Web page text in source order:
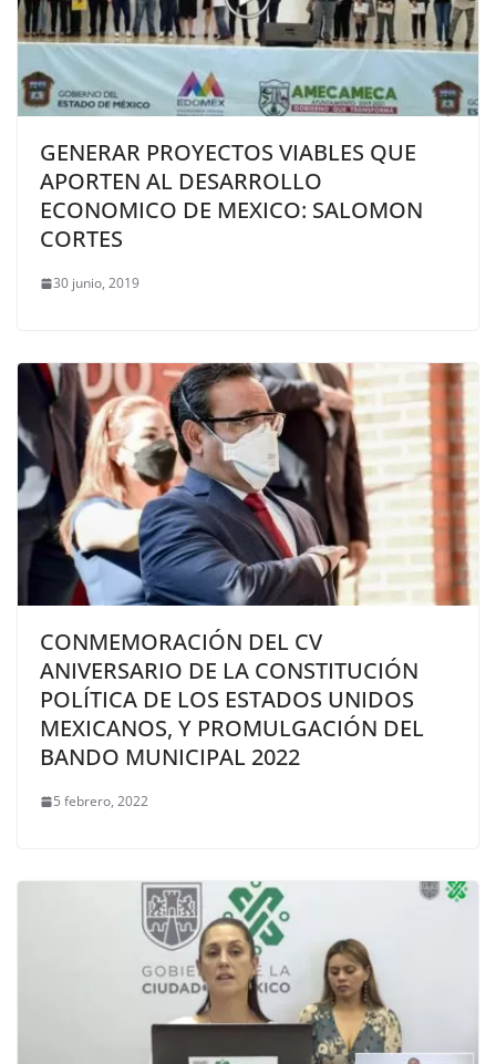
GENERAR PROYECTOS VIABLES QUE
APORTEN AL DESARROLLO
ECONOMICO DE MEXICO: SALOMON
CORTES
30 junio, 2019
CONMEMORACIÓN DEL CV
ANIVERSARIO DE LA CONSTITUCIÓN
POLÍTICA DE LOS ESTADOS UNIDOS
MEXICANOS, Y PROMULGACIÓN DEL
BANDO MUNICIPAL 2022
5 febrero, 2022